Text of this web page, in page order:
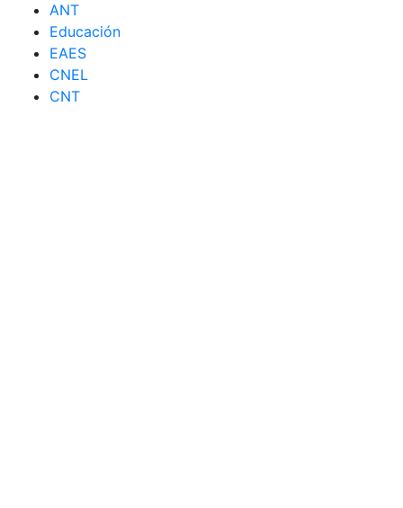
ANT
Educación
EAES
CNEL
CNT